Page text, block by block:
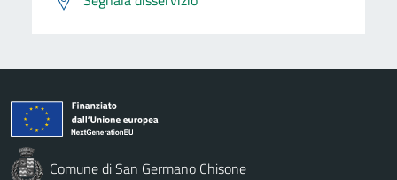
Comune di San Germano Chisone